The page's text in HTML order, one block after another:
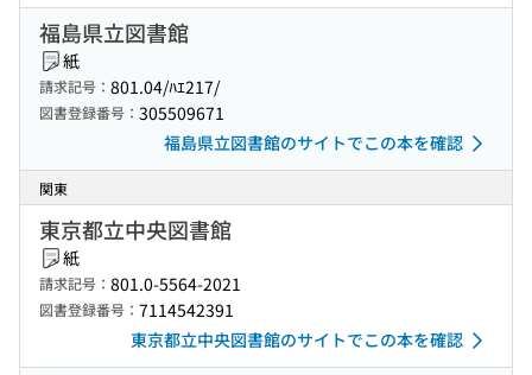
福島県立図書館
紙
請求記号： 801.04/ﾊｴ217/
図書登録番号： 305509671
福島県立図書館のサイトでこの本を確認
関東
東京都立中央図書館
紙
請求記号： 801.0-5564-2021
図書登録番号： 7114542391
東京都立中央図書館のサイトでこの本を確認